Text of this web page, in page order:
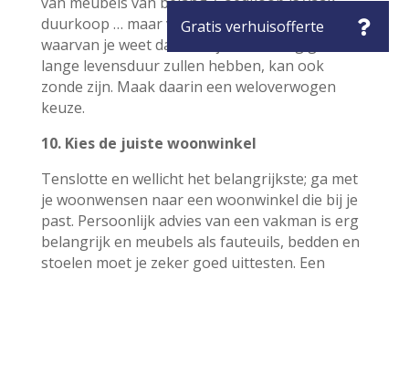
duurkoop … maar veel investeren in meubels
waarvan je weet dat ze in jouw woning geen
lange levensduur zullen hebben, kan ook
zonde zijn. Maak daarin een weloverwogen
keuze.
10. Kies de juiste woonwinkel
Tenslotte en wellicht het belangrijkste; ga met
je woonwensen naar een woonwinkel die bij je
past. Persoonlijk advies van een vakman is erg
belangrijk en meubels als fauteuils, bedden en
stoelen moet je zeker goed uittesten. Een